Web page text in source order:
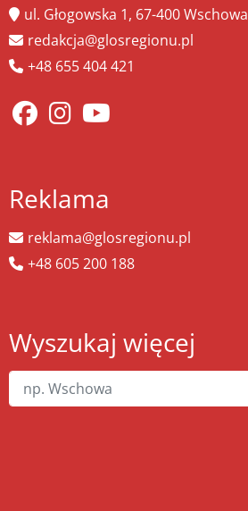
ul. Głogowska 1, 67-400 Wschowa
redakcja@glosregionu.pl
+48 655 404 421
Reklama
reklama@glosregionu.pl
+48 605 200 188
Wyszukaj więcej